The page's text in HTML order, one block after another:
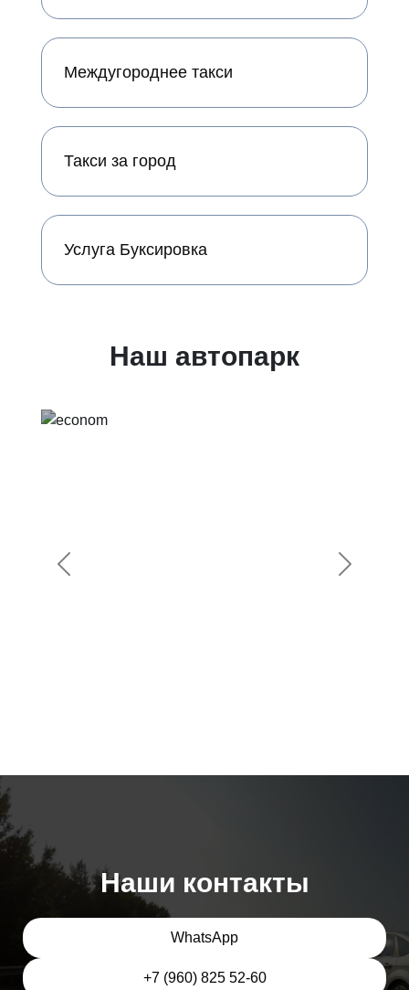
Междугороднее такси
Такси за город
Услуга Буксировка
Наш автопарк
Предыдущий
Наши контакты
WhatsApp
+7 (960) 825 52-60